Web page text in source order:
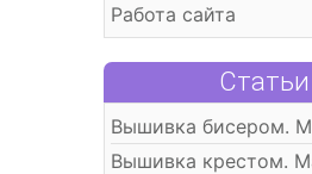
Работа сайта
Статьи
Вышивка бисером.
Вышивка крестом.